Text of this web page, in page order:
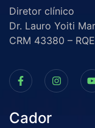
Diretor clínico
Dr. Lauro Yoiti
CRM 43380 –
Cador